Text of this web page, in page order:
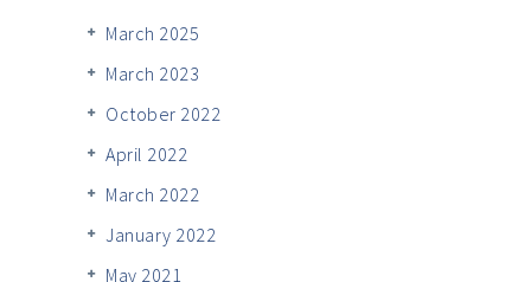
March 2025
March 2023
October 2022
April 2022
March 2022
January 2022
May 2021